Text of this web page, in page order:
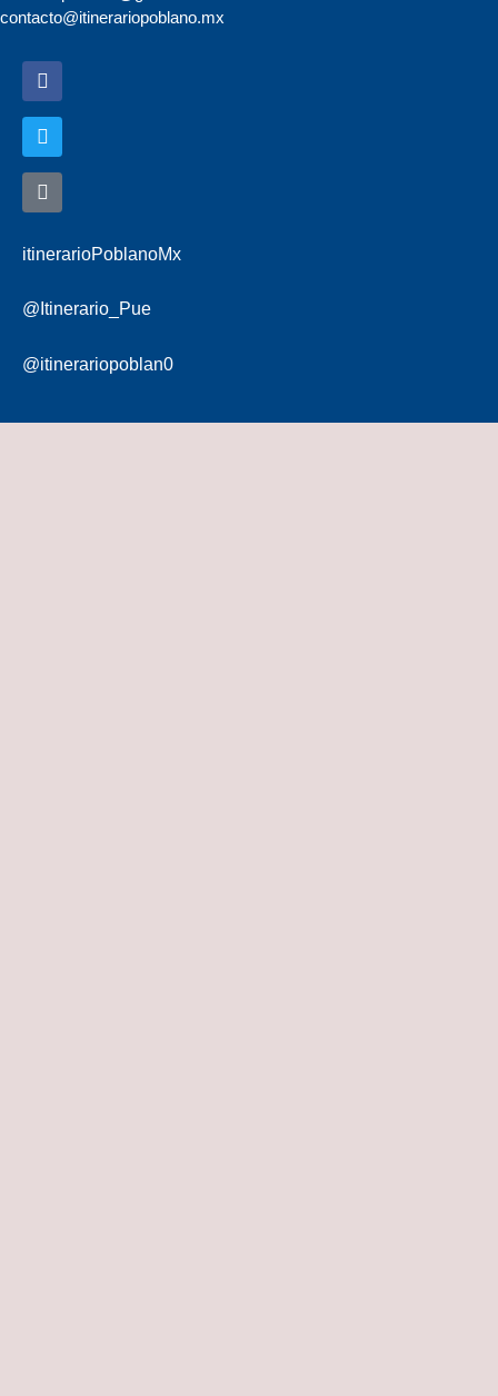
contacto@itinerariopoblano.mx
itinerarioPoblanoMx
@Itinerario_Pue
@itinerariopoblan0